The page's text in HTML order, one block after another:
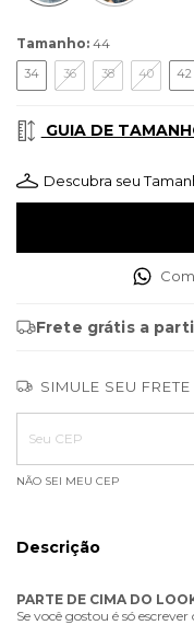
Tamanho: 44
34 36 38 40 42
GUIA DE
Descubra seu
Frete grátis a
SIMULE SEU FRETE
Entregas para o CEP:
NÃO SEI MEU CEP
Descrição
PARTE DE CIMA DO
Se você gostou é só